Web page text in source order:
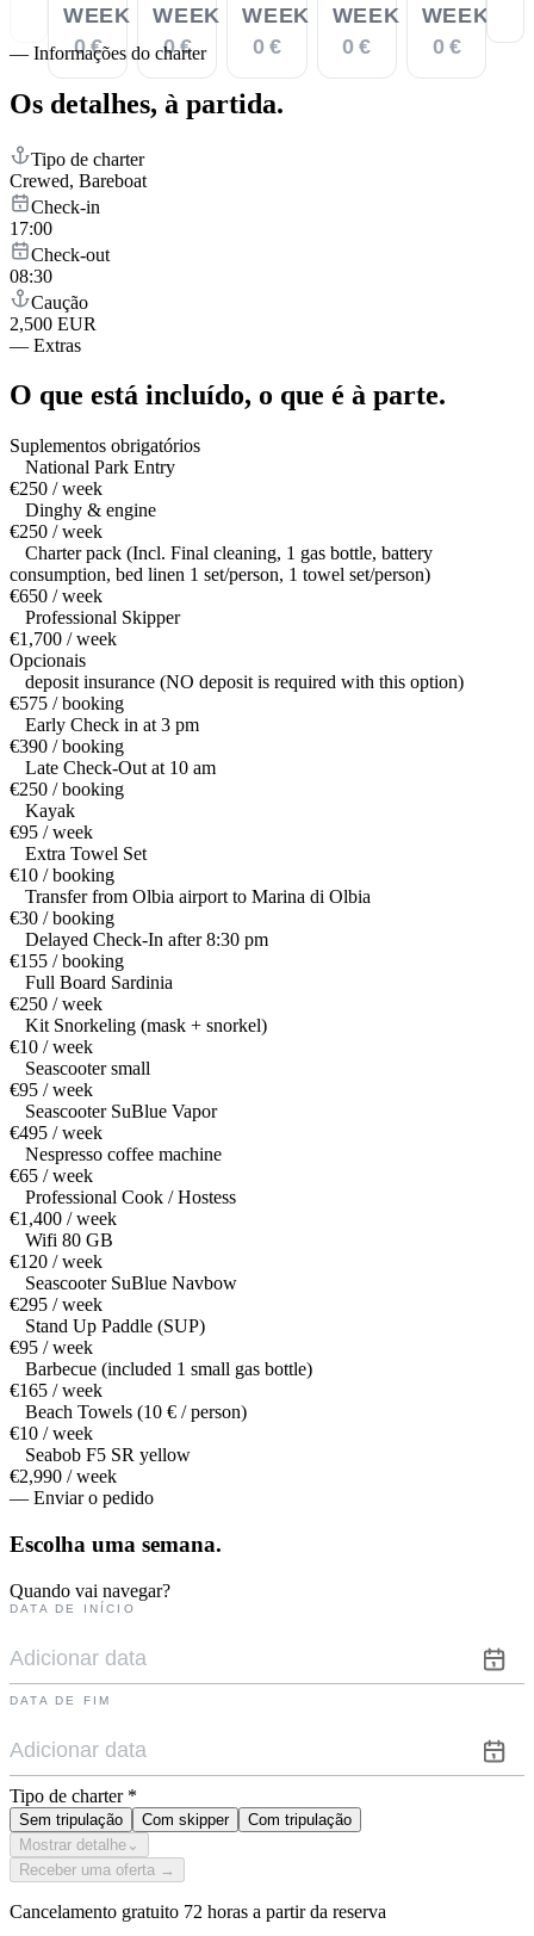
WEEK
0 €
WEEK
0 €
WEEK
0 €
WEEK
0 €
WEEK
0 €
— Informações do charter
Os detalhes, à partida.
Tipo de charter
Crewed, Bareboat
Check-in
17:00
Check-out
08:30
Caução
2,500 EUR
— Extras
O que está incluído, o que é à parte.
Suplementos obrigatórios
National Park Entry
€250 / week
Dinghy & engine
€250 / week
Charter pack (Incl. Final cleaning, 1 gas bottle, battery
consumption, bed linen 1 set/person, 1 towel set/person)
€650 / week
Professional Skipper
€1,700 / week
Opcionais
deposit insurance (NO deposit is required with this option)
€575 / booking
Early Check in at 3 pm
€390 / booking
Late Check-Out at 10 am
€250 / booking
Kayak
€95 / week
Extra Towel Set
€10 / booking
Transfer from Olbia airport to Marina di Olbia
€30 / booking
Delayed Check-In after 8:30 pm
€155 / booking
Full Board Sardinia
€250 / week
Kit Snorkeling (mask + snorkel)
€10 / week
Seascooter small
€95 / week
Seascooter SuBlue Vapor
€495 / week
Nespresso coffee machine
€65 / week
Professional Cook / Hostess
€1,400 / week
Wifi 80 GB
€120 / week
Seascooter SuBlue Navbow
€295 / week
Stand Up Paddle (SUP)
€95 / week
Barbecue (included 1 small gas bottle)
€165 / week
Beach Towels (10 € / person)
€10 / week
Seabob F5 SR yellow
€2,990 / week
— Enviar o pedido
Escolha uma semana.
Quando vai navegar?
DATA DE INÍCIO
DATA DE FIM
Tipo de charter *
Sem tripulação Com skipper
Com tripulação
Mostrar detalhe ⌄
Receber uma oferta →
Cancelamento gratuito 72 horas a partir da reserva